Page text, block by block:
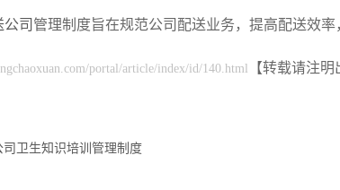
司 管理制度旨在规范公司配送业务，提高配送效
portal/article/index/id/140.html 【转载请注明
司卫生知识培训管理制度